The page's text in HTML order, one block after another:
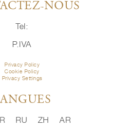
NOUS
Tel:
P.IVA
Privacy Policy
Cookie Policy
Privacy Settings
RU ZH AR